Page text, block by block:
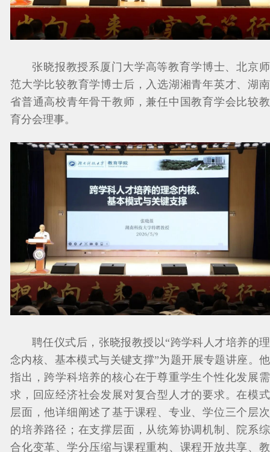
张晓报教授系厦门大学高等教育学博士、北京师
范大学比较教育学博士后，入选湖湘青年英才、湖南
省普通高校青年骨干教师，兼任中国教育学会比较教
育分会理事。
聘任仪式后，张晓报教授以“跨学科人才培养的理
念内核、基本模式与关键支撑”为题开展专题讲座。他
指出，跨学科培养的核心在于尊重学生个性化发展需
求，回应经济社会发展对复合型人才的要求。在模式
层面，他详细阐述了基于课程、专业、学位三个层次
的培养路径；在支撑层面，从统筹协调机制、院系综
合化变革、学分压缩与课程重构、课程开放共享、教